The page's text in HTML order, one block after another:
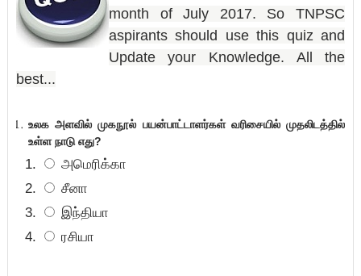
month of July 2017. So TNPSC
aspirants should use this quiz and
Update your Knowledge. All the
best...
உலக அளவில்முகநூல் பயன்பாட்டாளர்கள் வரிசையில் முதலிடத்தில்
உள்ள நாடு எது?
அமெரிக்கா
சீனா
இந்தியா
ரசியா